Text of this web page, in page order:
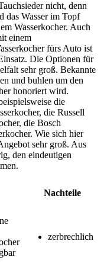
nicht, denn
das Wasser im Topf
Wasserkocher. Auch
einem
fürs Auto ist
Die Optionen für
sehr groß. Bekannte
und buhlen um den
honoriert wird.
die
die Russell
die Bosch
Wie sich hier
sehr groß. Aus
den eindeutigen
Nachteile
zerbrechlich